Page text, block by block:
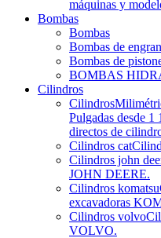
máquinas y
Bombas
Bombas
Bombas de
Bombas de
BOMBAS
Cilindros
Cilindros
Pulgadas desde 1
directos de
Cilindros cat
Cilindros john
JOHN DEERE.
Cilindros komatsu
excavadoras
Cilindros volvo
VOLVO.